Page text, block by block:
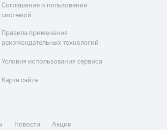
Соглашение о пользовании
системой
Правила применения
рекомендательных технологий
Условия использования сервиса
Карта сайта
Новости
Акции